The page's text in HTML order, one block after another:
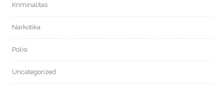
Kriminalitas
Narkotika
Polisi
Uncategorized